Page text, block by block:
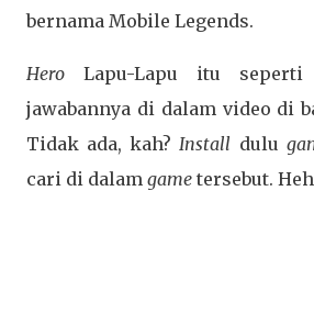
bernama Mobile Legends.
Hero Lapu-Lapu itu seperti
jawabannya di dalam video di
Tidak ada, kah? Install dulu
cari di dalam game tersebut.